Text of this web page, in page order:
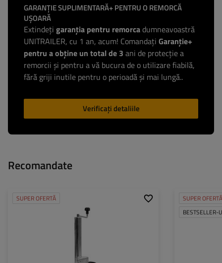
GARANȚIE SUPLIMENTARĂ+ PENTRU O REMORCĂ
UȘOARĂ
Extindeți garanția pentru remorcadumneavoastră
UNITRAILER, cu 1 an, acum! Comandați Garanție+
pentru a obține un total de 3 ani de protecție a
remorcii și pentru a vă bucura de o utilizare fiabilă,
fără griji inutile pentru o perioadă și mai lungă..
Verificați detaliile
Recomandate
SUPER OFERTĂ
250 kg
integrată
SUPER OFERTĂ
BESTSELLER-
Capacitate